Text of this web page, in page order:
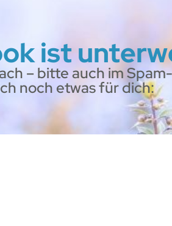
ist
– bitte auch im
noch etwas für dich: